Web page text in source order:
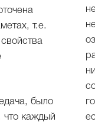
т.е.
было
что каждый